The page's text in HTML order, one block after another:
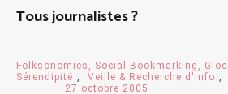
Tous journalistes ?
Folksonomies, Social Bookmarking,
Sérendipité
Veille & Recherche d'info
27 octobre 2005